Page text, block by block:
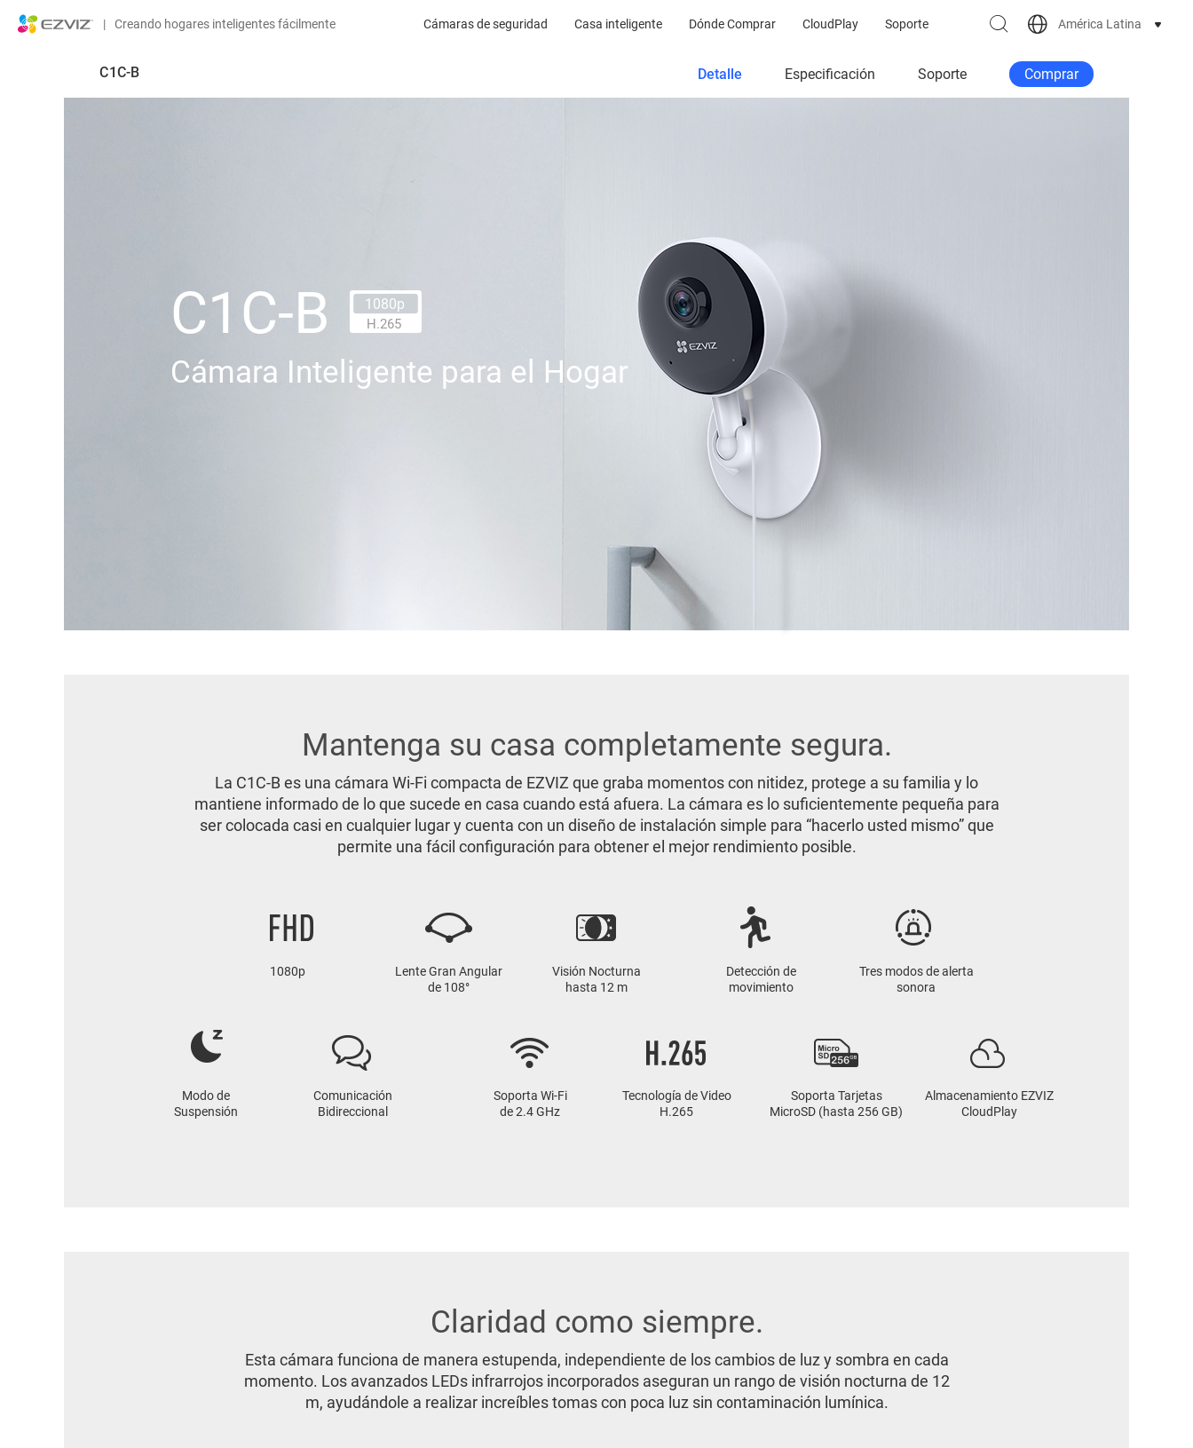
| Creando hogares inteligentes fácilmente Cámaras de seguridad Casa inteligente Dónde Comprar CloudPlay Soporte América Latina
Detalle Especificación Soporte Comprar
C1C-B
C1C-B 1080p
H.265
Cámara Inteligente para el Hogar
Mantenga su casa completamente segura.
La C1C-B es una cámara Wi-Fi compacta de EZVIZ que graba momentos con nitidez, protege a su familia y lo
mantiene informado de lo que sucede en casa cuando está afuera. La cámara es lo suficientemente pequeña para
ser colocada casi en cualquier lugar y cuenta con un diseño de instalación simple para “hacerlo usted mismo” que
permite una fácil configuración para obtener el mejor rendimiento posible.
1080p
Lente Gran Angular
de 108°
Visión Nocturna
hasta 12 m
Detección de
movimiento
Tres modos de alerta
sonora
Modo de
Suspensión
Comunicación
Bidireccional
Soporta Wi-Fi
de 2.4 GHz
Tecnología de Video
H.265
Soporta Tarjetas
MicroSD (hasta 256 GB)
Almacenamiento EZVIZ
CloudPlay
Claridad como siempre.
Esta cámara funciona de manera estupenda, independiente de los cambios de luz y sombra en cada
momento. Los avanzados LEDs infrarrojos incorporados aseguran un rango de visión nocturna de 12
m, ayudándole a realizar increíbles tomas con poca luz sin contaminación lumínica.